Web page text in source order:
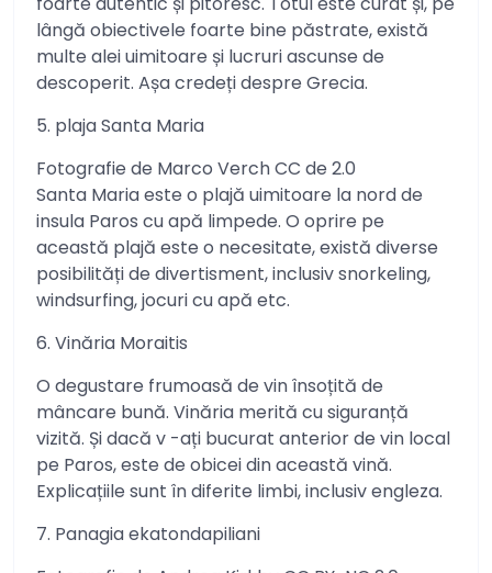
lângă obiectivele foarte bine păstrate, există
multe alei uimitoare și lucruri ascunse de
descoperit. Așa credeți despre Grecia.
5. plaja Santa Maria
Fotografie de Marco Verch CC de 2.0
Santa Maria este o plajă uimitoare la nord de
insula Paros cu apă limpede. O oprire pe
această plajă este o necesitate, există diverse
posibilități de divertisment, inclusiv snorkeling,
windsurfing, jocuri cu apă etc.
6. Vinăria Moraitis
O degustare frumoasă de vin însoțită de
mâncare bună. Vinăria merită cu siguranță
vizită. Și dacă v -ați bucurat anterior de vin local
pe Paros, este de obicei din această vină.
Explicațiile sunt în diferite limbi, inclusiv engleza.
7. Panagia ekatondapiliani